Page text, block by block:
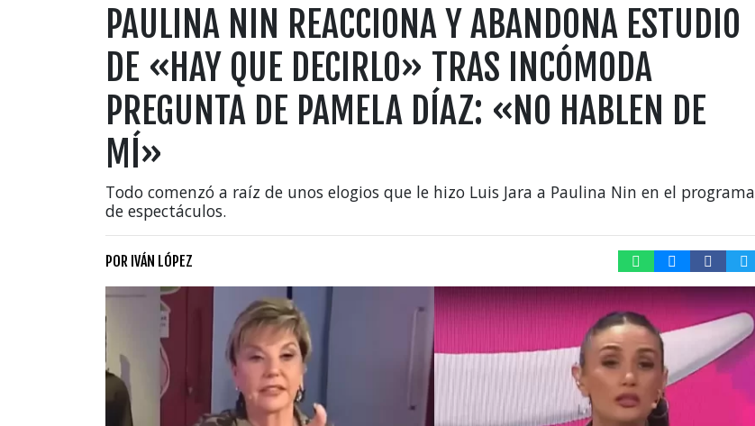
PAULINA NIN REACCIONA Y ABANDONA ESTUDIO
DE «HAY QUE DECIRLO» TRAS INCÓMODA
PREGUNTA DE PAMELA DÍAZ: «NO HABLEN DE
MÍ»
Todo comenzó a raíz de unos elogios que le hizo Luis Jara a Paulina Nin en el programa
de espectáculos.
POR IVÁN LÓPEZ